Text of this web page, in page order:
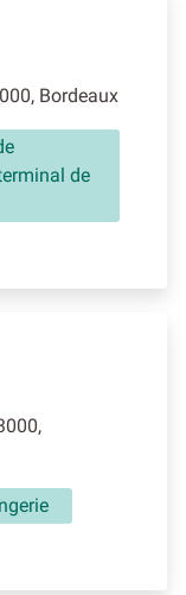
Bordeaux
de